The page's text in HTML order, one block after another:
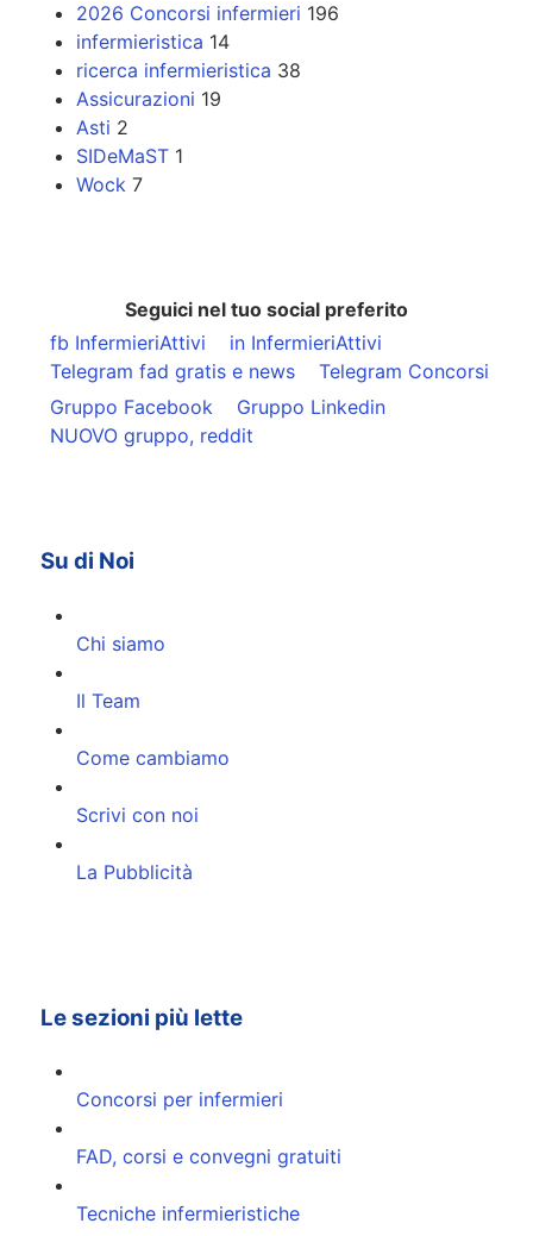
2026 Concorsi infermieri 196
infermieristica 14
ricerca infermieristica 38
Assicurazioni 19
Asti 2
SIDeMaST 1
Wock 7
Seguici nel tuo social preferito
fb InfermieriAttivi
in InfermieriAttivi
Telegram fad gratis e news
Telegram Concorsi
Gruppo Facebook
Gruppo Linkedin
NUOVO gruppo, reddit
Su di Noi
Chi siamo
Il Team
Come cambiamo
Scrivi con noi
La Pubblicità
Le sezioni più lette
Concorsi per infermieri
FAD, corsi e convegni gratuiti
Tecniche infermieristiche